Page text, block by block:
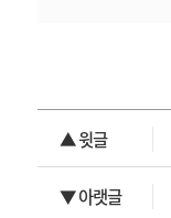
▲ 윗글
▼ 아랫글